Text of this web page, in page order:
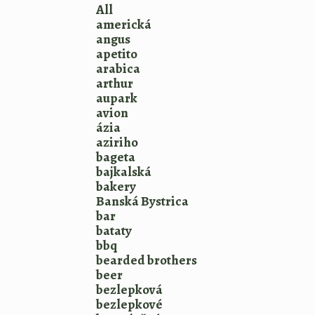
All
americká
angus
apetito
arabica
arthur
aupark
avion
ázia
aziriho
bageta
bajkalská
bakery
Banská Bystrica
bar
bataty
bbq
bearded brothers
beer
bezlepková
bezlepkové